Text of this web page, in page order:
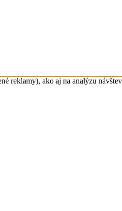
reklamy), ako aj na analýzu